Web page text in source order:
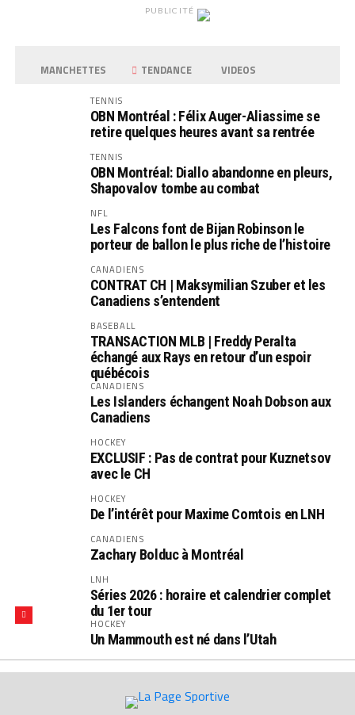
PUBLICITÉ
MANCHETTES TENDANCE VIDEOS
TENNIS
OBN Montréal : Félix Auger-Aliassime se
retire quelques heures avant sa rentrée
TENNIS
OBN Montréal: Diallo abandonne en pleurs,
Shapovalov tombe au combat
NFL
Les Falcons font de Bijan Robinson le
porteur de ballon le plus riche de l’histoire
CANADIENS
CONTRAT CH | Maksymilian Szuber et les
Canadiens s’entendent
BASEBALL
TRANSACTION MLB | Freddy Peralta
échangé aux Rays en retour d’un espoir
québécois
CANADIENS
Les Islanders échangent Noah Dobson aux
Canadiens
HOCKEY
EXCLUSIF : Pas de contrat pour Kuznetsov
avec le CH
HOCKEY
De l’intérêt pour Maxime Comtois en LNH
CANADIENS
Zachary Bolduc à Montréal
LNH
Séries 2026 : horaire et calendrier complet
du 1er tour
HOCKEY
Un Mammouth est né dans l’Utah